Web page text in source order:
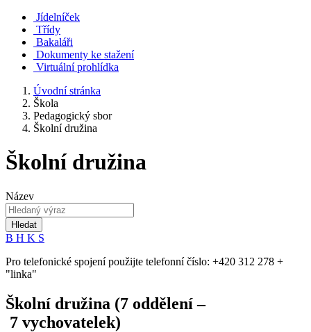
Jídelníček
Třídy
Bakaláři
Dokumenty ke stažení
Virtuální prohlídka
Úvodní stránka
Škola
Pedagogický sbor
Školní družina
Školní družina
Název
Hledat
B H K S
Pro telefonické spojení použijte telefonní číslo: +420 312 278 +
"linka"
Školní družina (7 oddělení –
7 vychovatelek)